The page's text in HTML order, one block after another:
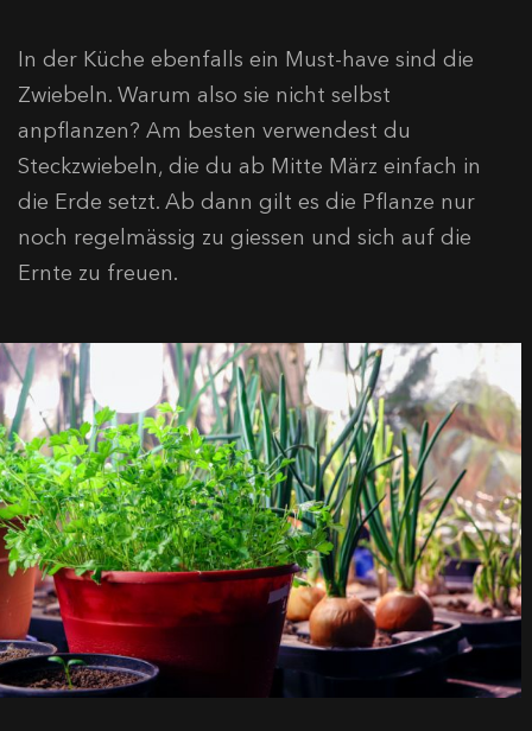
In der Küche ebenfalls ein Must-have sind die
Zwiebeln. Warum also sie nicht selbst
anpflanzen? Am besten verwendest du
Steckzwiebeln, die du ab Mitte März einfach in
die Erde setzt. Ab dann gilt es die Pflanze nur
noch regelmässig zu giessen und sich auf die
Ernte zu freuen.